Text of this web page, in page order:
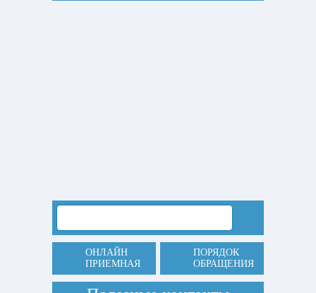
ОНЛАЙН
ПРИЕМНАЯ
ПОРЯДОК
ОБРАЩЕНИЯ